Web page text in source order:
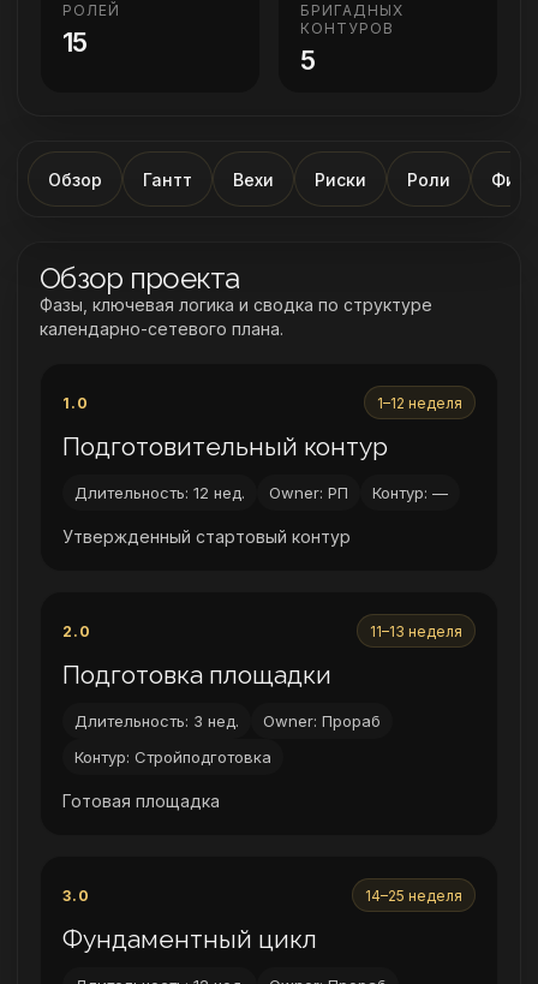
РОЛЕЙ
15
БРИГАДНЫХ
КОНТУРОВ
5
Обзор Гантт Вехи Риски Роли
Обзор проекта
Фазы, ключевая логика и сводка по структуре
календарно-сетевого плана.
1.0 1–12 неделя
Подготовительный контур
Длительность: 12 нед. Owner: РП Контур: —
Утвержденный стартовый контур
2.0 11–13 неделя
Подготовка площадки
Длительность: 3 нед.
Owner: Прораб
Контур: Стройподготовка
Готовая площадка
3.0 14–25 неделя
Фундаментный цикл